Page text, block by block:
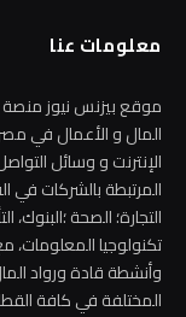
معلومات عنا
موقع بيزنس نيوز منصة
المال و الأعمال في
الإنترنت و وسائل
المرتبطة بالشركات في
التجارة؛ الصحة ؛البنوك،
تكنولوجيا المعلومات،
وأنشطة قادة ورواد
المختلفة في كافة